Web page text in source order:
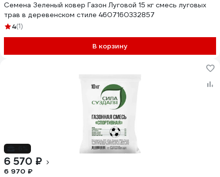
Семена Зеленый ковер Газон Луговой 15 кг смесь луговых
трав в деревенском стиле 4607160332857
4(1)
В корзину
6 570 ₽
6 970 ₽